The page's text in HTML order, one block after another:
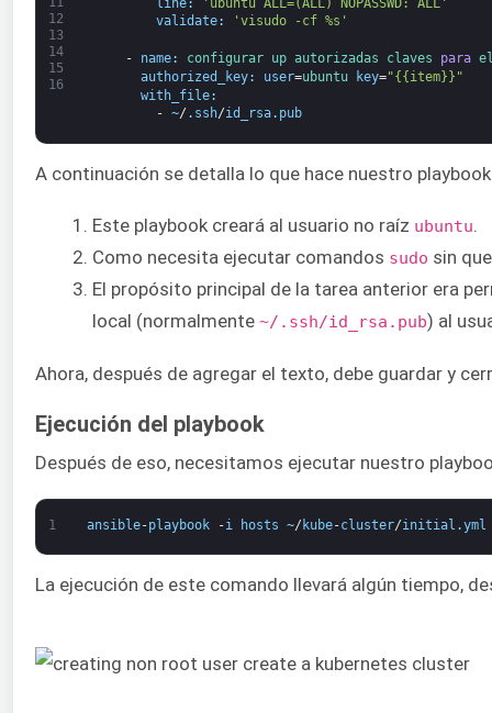
12
13
14
15
16
validate: 'visudo -cf %s'
- name: configurar up autorizadas claves para
authorized_key: user=ubuntu key="{{item}}"
with_file:
- ~/ . ssh/id_rsa. pub
A continuación se detalla lo que hace nuestro
Este playbook creará al usuario no raíz ubuntu
Como necesita ejecutar comandos sudo sin
El propósito principal de la tarea anterior era
local (normalmente ~/.ssh/id_rsa.pub) al
Ahora, después de agregar el texto, debe guardar y
Ejecución del playbook
Después de eso, necesitamos ejecutar nuestro
1 ansible-playbook -i hosts ~/ kube-cluster/initial .yml
La ejecución de este comando llevará algún tiempo,